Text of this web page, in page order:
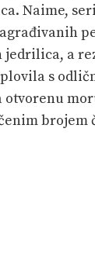
Naime,
jedrilica, a
s
otvorenu
brojem